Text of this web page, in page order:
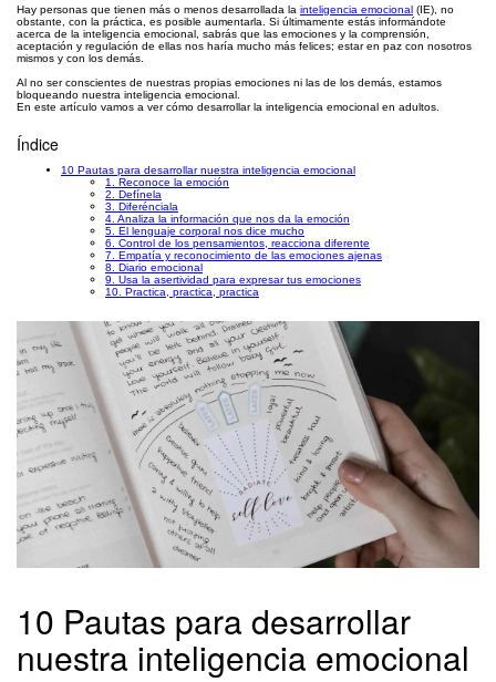
Hay personas que tienen más o menos desarrollada la inteligencia emocional (IE), no
obstante, con la práctica, es posible aumentarla. Si últimamente estás informándote
acerca de la inteligencia emocional, sabrás que las emociones y la comprensión,
aceptación y regulación de ellas nos haría mucho más felices; estar en paz con nosotros
mismos y con los demás.
Al no ser conscientes de nuestras propias emociones ni las de los demás, estamos
bloqueando nuestra inteligencia emocional.
En este artículo vamos a ver cómo desarrollar la inteligencia emocional en adultos.
Índice
10 Pautas para desarrollar nuestra inteligencia emocional
1. Reconoce la emoción
2. Defínela
3. Diferénciala
4. Analiza la información que nos da la emoción
5. El lenguaje corporal nos dice mucho
6. Control de los pensamientos, reacciona diferente
7. Empatía y reconocimiento de las emociones ajenas
8. Diario emocional
9. Usa la asertividad para expresar tus emociones
10. Practica, practica, practica
10 Pautas para desarrollar
nuestra inteligencia emocional